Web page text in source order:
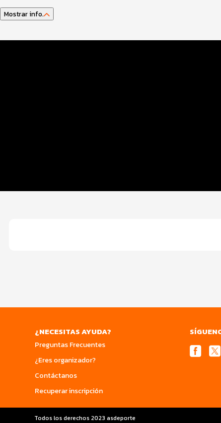
Mostrar info.
¿NECESITAS AYUDA?
Preguntas Frecuentes
¿Eres organizador?
Contáctanos
Recuperar inscripción
Todos los derechos 2023 asdeporte